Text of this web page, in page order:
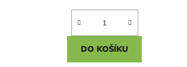
DO KOŠÍKU